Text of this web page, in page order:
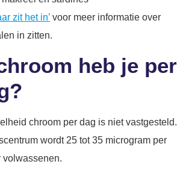
zit het in’ voor meer informatie over
in zitten.
heb je per
chroom per dag is niet vastgesteld.
wordt 25 tot 35 microgram per
volwassenen.